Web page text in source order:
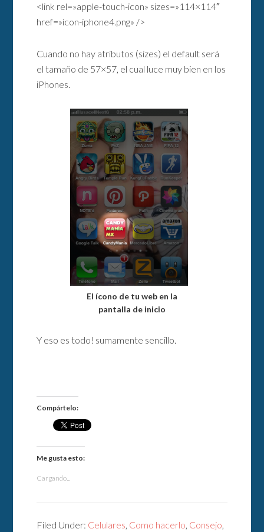
<link rel=»apple-touch-icon» sizes=»114×114″
href=»icon-iphone4.png» />
Cuando no hay atributos (sizes) el default será
el tamaño de 57×57, el cual luce muy bien en los
iPhones.
El ícono de tu web en la
pantalla de inicio
Y eso es todo! sumamente sencillo.
Compártelo:
Me gusta esto:
Cargando...
Filed Under: Celulares, Como hacerlo, Consejo,